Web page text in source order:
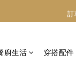
✨ Welcome
訂
✨
廚生活 穿搭配件